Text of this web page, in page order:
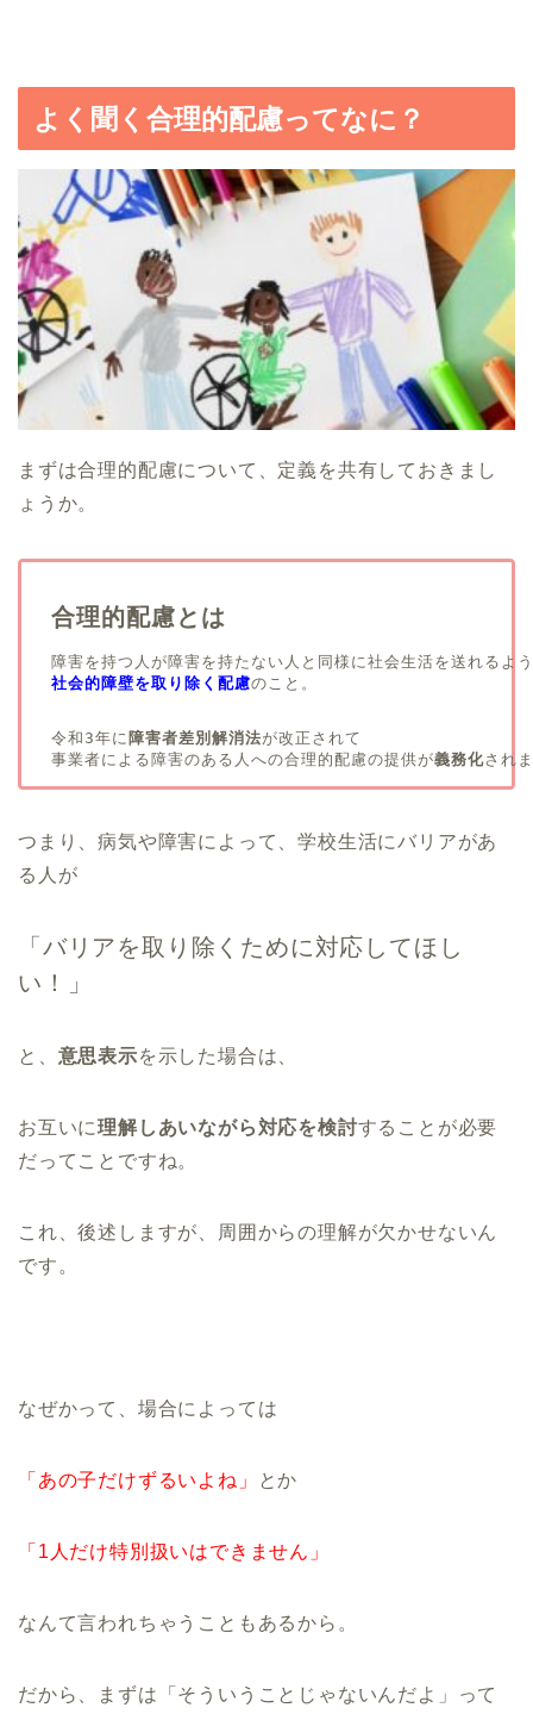
よく聞く合理的配慮ってなに？
まずは合理的配慮について、定義を共有しておきまし
ょうか。
社会的障壁を取り除く配慮のこと。
令和3年に 障害者差別解消法が改正されて
事業者による障害のある人への合理的配慮の提供が義務化され
つまり、病気や障害によって、学校生活にバリアがあ
る人が
「バリアを取り除くために対応してほし
い！」
と、 意思表示を示した場合は、
お互いに理解しあいながら対応を検討することが必要
だってことですね。
これ、後述しますが、周囲からの理解が欠かせないん
です。
なぜかって、場合によっては
「あの子だけずるいよね」 とか
「1人だけ特別扱いはできません」
なんて言われちゃうこともあるから。
だから、まずは「そういうことじゃないんだよ」って